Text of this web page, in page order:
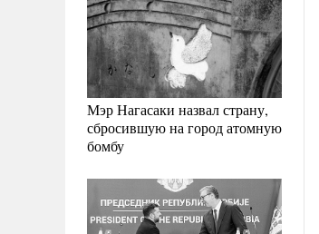
Мэр Нагасаки назвал страну,
сбросившую на город атомную
бомбу